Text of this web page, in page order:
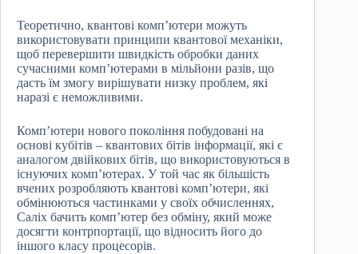
Теоретично, квантові комп’ютери можуть
використовувати принципи квантової механіки,
щоб перевершити швидкість обробки даних
сучасними комп’ютерами в мільйони разів, що
дасть їм змогу вирішувати низку проблем, які
наразі є неможливими.
Комп’ютери нового покоління побудовані на
основі кубітів – квантових бітів інформації, які є
аналогом двійкових бітів, що використовуються в
існуючих комп’ютерах. У той час як більшість
вчених розробляють квантові комп’ютери, які
обмінюються частинками у своїх обчисленнях,
Саліх бачить комп’ютер без обміну, який може
досягти контрпортації, що відносить його до
іншого класу процесорів.